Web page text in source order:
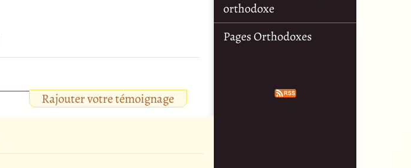
Rajouter votre témoignage
orthodoxe
Pages Orthodoxes